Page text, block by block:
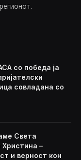
со победа ја
совладана со
Света
–
и верност кон